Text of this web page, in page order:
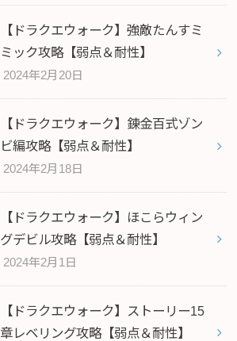
【ドラクエウォーク】強敵たんすミ
ミック攻略【弱点＆耐性】
2024年2月20日
【ドラクエウォーク】錬金百式ゾン
ビ編攻略【弱点＆耐性】
2024年2月18日
【ドラクエウォーク】ほこらウィン
グデビル攻略【弱点＆耐性】
2024年2月1日
【ドラクエウォーク】ストーリー15
章レベリング攻略【弱点＆耐性】